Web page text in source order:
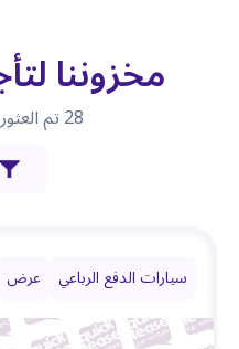
مخزوننا
28تم
سيارات الدفع الرباعي عرض